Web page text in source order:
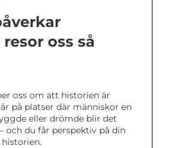
oss så
oss om att historien är
på platser där människor en
eller drömde blir det
och du får perspektiv på din